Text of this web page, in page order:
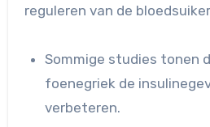
reguleren van de
Sommige studies tonen dat extracten van
foenegriek de
verbeteren.